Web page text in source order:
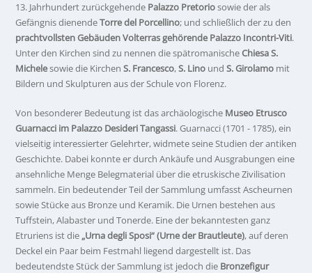
13. Jahrhundert zurückgehende Palazzo Pretoriosowie der als
Gefängnis dienendeTorre del Porcellino; und schließlich der zu den
prachtvollsten Gebäuden Volterras gehörende Palazzo Incontri-Viti.
Unter den Kirchen sind zu nennen die spätromanischeChiesa S.
Michelesowie die Kirchen S. Francesco,S. Lino und S. Girolamo mit
Bildern und Skulpturen aus der Schule von Florenz.
Von besonderer Bedeutung ist das archäologische Museo Etrusco
Guarnacci im Palazzo Desideri Tangassi. Guarnacci (1701 - 1785), ein
vielseitig interessierter Gelehrter, widmete seine Studien der antiken
Geschichte. Dabei konnte er durch Ankäufe und Ausgrabungen eine
ansehnliche Menge Belegmaterial über die etruskische Zivilisation
sammeln. Ein bedeutender Teil der Sammlung umfasst Ascheurnen
sowie Stücke aus Bronze und Keramik. Die Urnen bestehen aus
Tuffstein, Alabaster und Tonerde. Eine der bekanntesten ganz
Etruriens ist die „Urna degli Sposi“ (Urne der Brautleute), auf deren
Deckel ein Paar beim Festmahl liegend dargestellt ist. Das
bedeutendste Stück der Sammlung ist jedoch die Bronzefigur